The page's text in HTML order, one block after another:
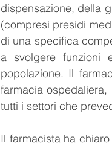
dispensazione, della
(compresi presidi
di una specifica
a svolgere funzioni
popolazione. Il
farmacia
tutti i settori che
Il farmacista ha